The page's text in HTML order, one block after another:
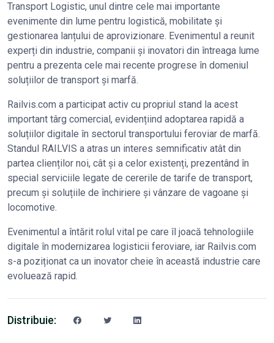
Transport Logistic, unul dintre cele mai importante
evenimente din lume pentru logistică, mobilitate și
gestionarea lanțului de aprovizionare. Evenimentul a reunit
experți din industrie, companii și inovatori din întreaga lume
pentru a prezenta cele mai recente progrese în domeniul
soluțiilor de transport și marfă.
Railvis.com a participat activ cu propriul stand la acest
important târg comercial, evidențiind adoptarea rapidă a
soluțiilor digitale în sectorul transportului feroviar de marfă.
Standul RAILVIS a atras un interes semnificativ atât din
partea clienților noi, cât și a celor existenți, prezentând în
special serviciile legate de cererile de tarife de transport,
precum și soluțiile de închiriere și vânzare de vagoane și
locomotive.
Evenimentul a întărit rolul vital pe care îl joacă tehnologiile
digitale în modernizarea logisticii feroviare, iar Railvis.com
s-a poziționat ca un inovator cheie în această industrie care
evoluează rapid.
Distribuie: